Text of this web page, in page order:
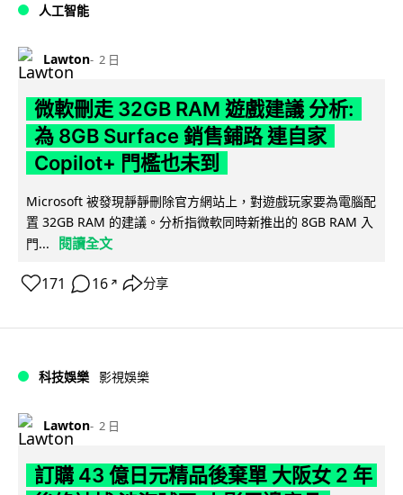
人工智能
Lawton 2 日
微軟刪走 32GB RAM 遊戲建議 分析:
為 8GB Surface 銷售鋪路 連自家
Copilot+ 門檻也未到
Microsoft 被發現靜靜刪除官方網站上，對遊戲玩家要為電腦配
置 32GB RAM 的建議。分析指微軟同時新推出的 8GB RAM 入
門...
閱讀全文
171 16 ↗ 分享
科技娛樂 影視娛樂
Lawton 2 日
訂購 43 億日元精品後棄單 大阪女 2 年